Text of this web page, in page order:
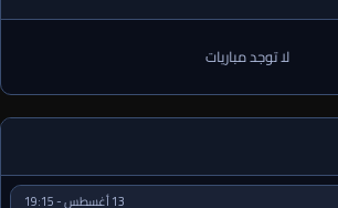
لا توجد مباريات
13 أغسطس - 19:15